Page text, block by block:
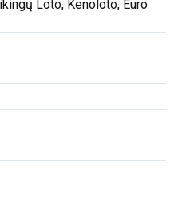
Loto, Kenoloto, Euro